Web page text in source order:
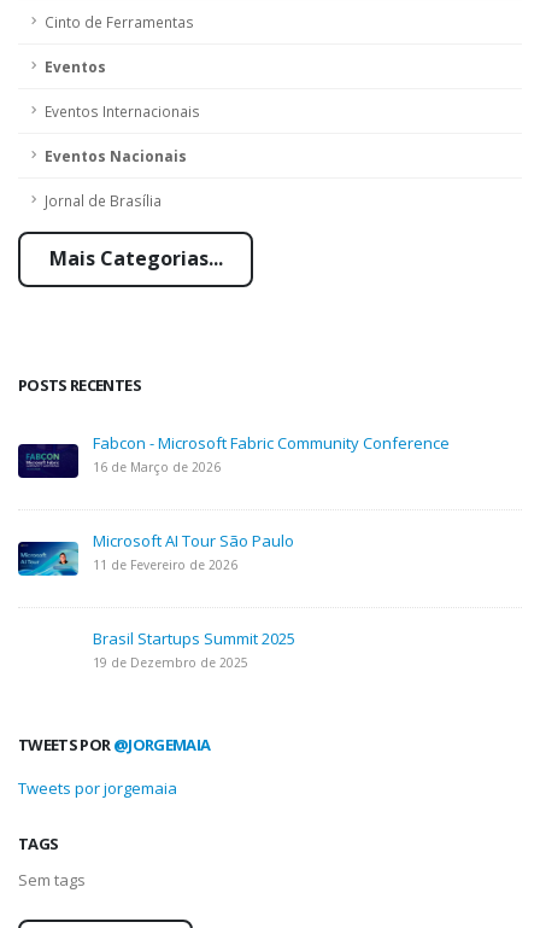
Cinto de Ferramentas
Eventos
Eventos Internacionais
Eventos Nacionais
Jornal de Brasília
Mais Categorias...
POSTS RECENTES
Fabcon - Microsoft Fabric Community Conference
16 de Março de 2026
Microsoft AI Tour São Paulo
11 de Fevereiro de 2026
Brasil Startups Summit 2025
19 de Dezembro de 2025
TWEETS POR@JORGEMAIA
Tweets por jorgemaia
TAGS
Sem tags